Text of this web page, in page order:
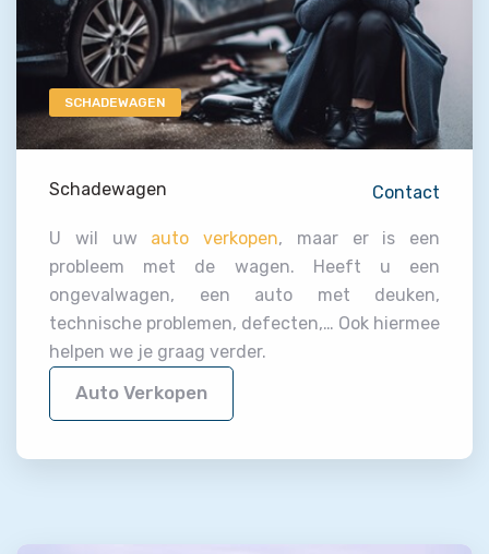
SCHADEWAGEN
Schadewagen Contact
U wil uw auto verkopen, maar er is een
probleem met de wagen. Heeft u een
ongevalwagen, een auto met deuken,
technische problemen, defecten,… Ook hiermee
helpen we je graag verder.
Auto Verkopen